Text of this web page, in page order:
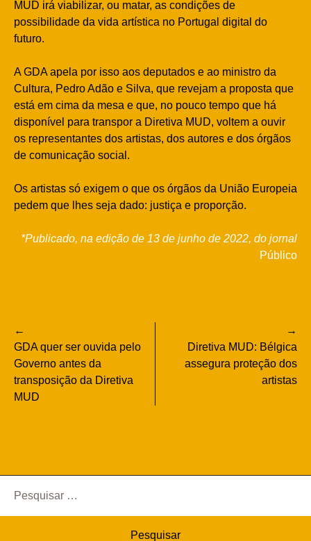
MUD irá viabilizar, ou matar, as condições de
possibilidade da vida artística no Portugal digital do
futuro.
A GDA apela por isso aos deputados e ao ministro da
Cultura, Pedro Adão e Silva, que revejam a proposta que
está em cima da mesa e que, no pouco tempo que há
disponível para transpor a Diretiva MUD, voltem a ouvir
os representantes dos artistas, dos autores e dos órgãos
de comunicação social.
Os artistas só exigem o que os órgãos da União Europeia
pedem que lhes seja dado: justiça e proporção.
*Publicado, na edição de 13 de junho de 2022, do jornal
Público
Navegação
de
artigos
GDA quer ser ouvida pelo
Governo antes da
transposição da Diretiva
MUD
Diretiva MUD: Bélgica
assegura proteção dos
artistas
por: